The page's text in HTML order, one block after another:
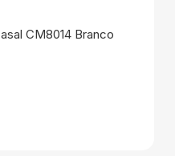
CM8014 Branco